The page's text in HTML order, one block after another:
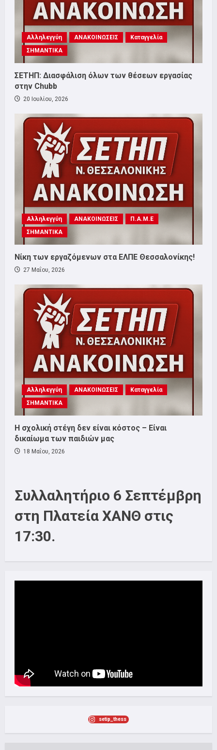
Αλληλεγγύη ΑΝΑΚΟΙΝΩΣΕΙΣ
Καταγγελία
ΣΗΜΑΝΤΙΚΑ
ΣΕΤΗΠ: Διασφάλιση όλων των θέσεων εργασίας
στην Chubb
20 Ιουλίου, 2026
Αλληλεγγύη ΑΝΑΚΟΙΝΩΣΕΙΣ
Π.Α.Μ.Ε
ΣΗΜΑΝΤΙΚΑ
Νίκη των εργαζόμενων στα ΕΛΠΕ Θεσσαλονίκης!
27 Μαΐου, 2026
Αλληλεγγύη ΑΝΑΚΟΙΝΩΣΕΙΣ
Καταγγελία
ΣΗΜΑΝΤΙΚΑ
Η σχολική στέγη δεν είναι κόστος – Είναι
δικαίωμα των παιδιών μας
18 Μαΐου, 2026
Συλλαλητήριο 6 Σεπτέμβρη
στη Πλατεία ΧΑΝΘ στις
17:30.
setip_thess